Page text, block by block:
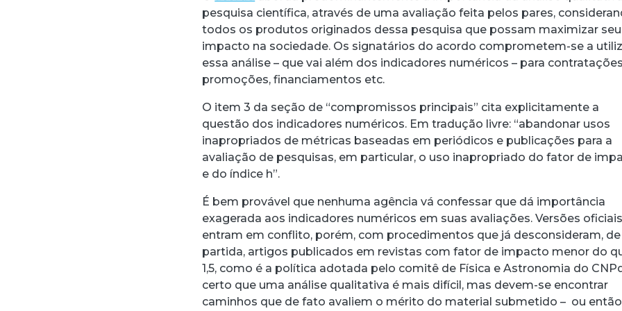
pesquisa científica, através de uma avaliação feita pelos pares,
todos os produtos originados dessa pesquisa que possam maximizar seu
impacto na sociedade. Os signatários do acordo comprometem-se a
essa análise – que vai além dos indicadores numéricos – para
promoções, financiamentos etc.
O item 3 da seção de “compromissos principais” cita explicitamente a
questão dos indicadores numéricos. Em tradução livre: “abandonar usos
inapropriados de métricas baseadas em periódicos e publicações para a
avaliação de pesquisas, em particular, o uso inapropriado do fator de
e do índice h”.
É bem provável que nenhuma agência vá confessar que dá importância
exagerada aos indicadores numéricos em suas avaliações. Versões oficiais
entram em conflito, porém, com procedimentos que já desconsideram, de
partida, artigos publicados em revistas com fator de impacto menor do
1,5, como é a política adotada pelo comitê de Física e Astronomia do
certo que uma análise qualitativa é mais difícil, mas devem-se encontrar
caminhos que de fato avaliem o mérito do material submetido – ou